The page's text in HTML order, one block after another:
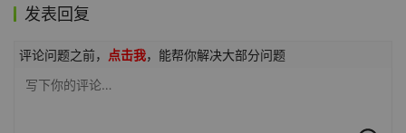
发表回复
评论问题之前， 点击我，能帮你解决大部分问题